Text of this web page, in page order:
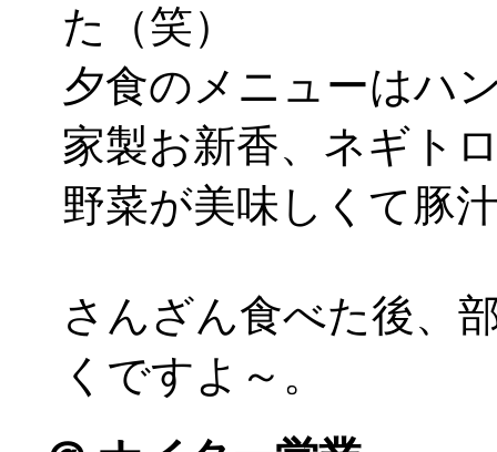
た（笑）
夕食のメニューはハ
家製お新香、ネギト
野菜が美味しくて豚
さんざん食べた後、
くですよ～。